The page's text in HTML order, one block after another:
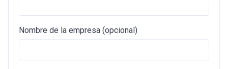
Nombre de la empresa (opcional)